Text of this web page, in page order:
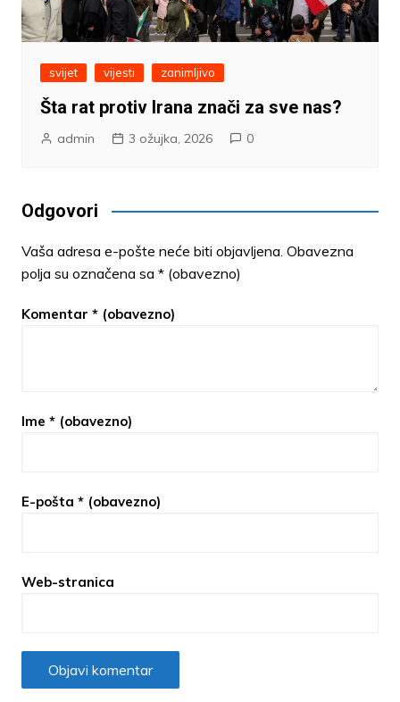
svijet vijesti zanimljivo
Šta rat protiv Irana znači za sve nas?
admin 3 ožujka, 2026 0
Odgovori
Vaša adresa e-pošte neće biti objavljena. Obavezna
polja su označena sa * (obavezno)
Komentar * (obavezno)
Ime * (obavezno)
E-pošta * (obavezno)
Web-stranica